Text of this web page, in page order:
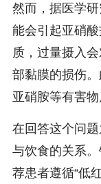
然而，据医学
能会引起亚硝
质，过量摄入
部黏膜的损伤
亚硝胺等有害
在回答这个问
与饮食的关系
荐患者遵循“低